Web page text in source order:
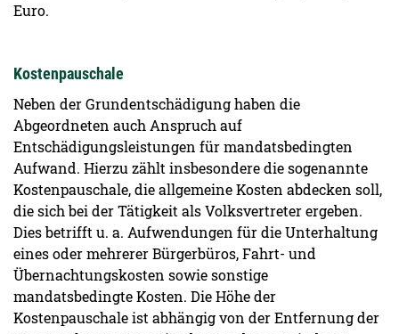
Euro.
Kostenpauschale
Neben der Grundentschädigung haben die
Abgeordneten auch Anspruch auf
Entschädigungsleistungen für mandatsbedingten
Aufwand. Hierzu zählt insbesondere die sogenannte
Kostenpauschale, die allgemeine Kosten abdecken soll,
die sich bei der Tätigkeit als Volksvertreter ergeben.
Dies betrifft u. a. Aufwendungen für die Unterhaltung
eines oder mehrerer Bürgerbüros, Fahrt- und
Übernachtungskosten sowie sonstige
mandatsbedingte Kosten. Die Höhe der
Kostenpauschale ist abhängig von der Entfernung der